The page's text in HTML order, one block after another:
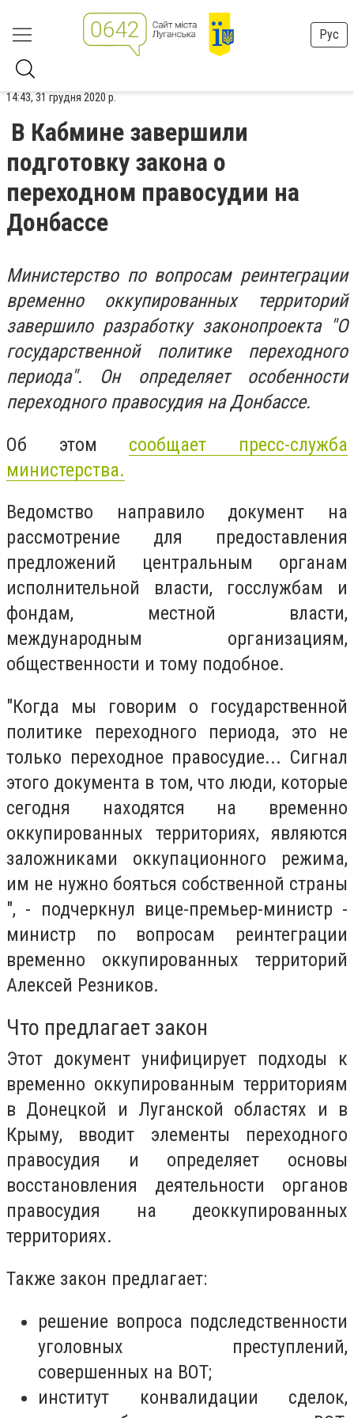
Рус
14:43, 31 грудня 2020 р.
В Кабмине завершили
подготовку закона о
переходном правосудии на
Донбассе
Министерство по вопросам реинтеграции
временно оккупированных территорий
завершило разработку законопроекта "О
государственной политике переходного
периода". Он определяет особенности
переходного правосудия на Донбассе.
Об этом сообщает пресс-служба
министерства.
Ведомство направило документ на
рассмотрение для предоставления
предложений центральным органам
исполнительной власти, госслужбам и
фондам, местной власти,
международным организациям,
общественности и тому подобное.
"Когда мы говорим о государственной
политике переходного периода, это не
только переходное правосудие... Сигнал
этого документа в том, что люди, которые
сегодня находятся на временно
оккупированных территориях, являются
заложниками оккупационного режима,
им не нужно бояться собственной страны
", - подчеркнул вице-премьер-министр -
министр по вопросам реинтеграции
временно оккупированных территорий
Алексей Резников.
Что предлагает закон
Этот документ унифицирует подходы к
временно оккупированным территориям
в Донецкой и Луганской областях и в
Крыму, вводит элементы переходного
правосудия и определяет основы
восстановления деятельности органов
правосудия на деоккупированных
территориях.
Также закон предлагает:
решение вопроса подследственности
уголовных преступлений,
совершенных на ВОТ;
институт конвалидации сделок,